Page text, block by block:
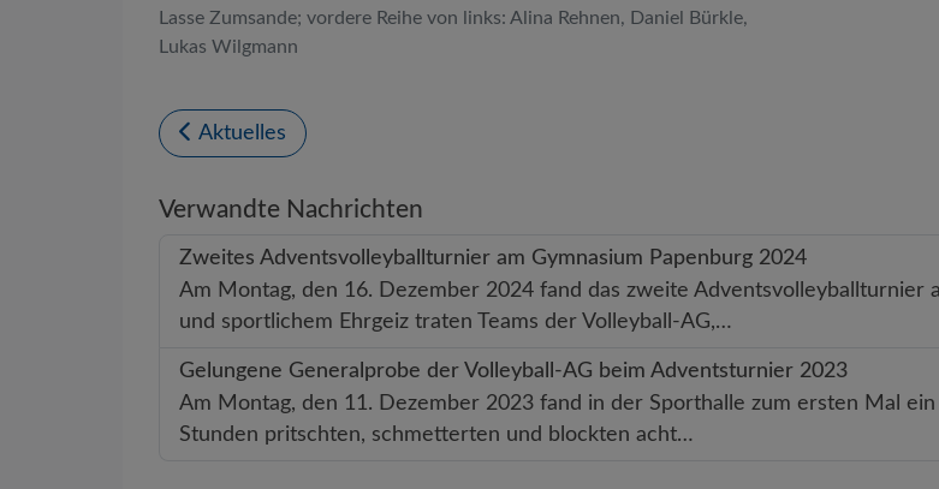
Lasse Zumsande; vordere Reihe von links: Alina Rehnen, Daniel Bürkle,
Lukas Wilgmann
Aktuelles
Verwandte Nachrichten
Zweites Adventsvolleyballturnier am Gymnasium Papenburg 2024
Am Montag, den 16. Dezember 2024 fand das zweite Adventsvolleyballturnier
und sportlichem Ehrgeiz traten Teams der Volleyball-AG,…
Gelungene Generalprobe der Volleyball-AG beim Adventsturnier 2023
Am Montag, den 11. Dezember 2023 fand in der Sporthalle zum ersten Mal
Stunden pritschten, schmetterten und blockten acht…